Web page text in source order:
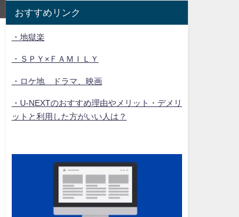
おすすめリンク
・地獄楽
・ＳＰＹ×ＦＡＭＩＬＹ
・ロケ地 ドラマ、映画
・U-NEXTのおすすめ理由やメリット・デメリ
ットと利用した方がいい人は？